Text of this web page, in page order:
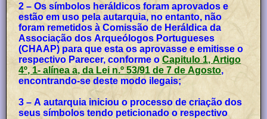
2 – Os símbolos heráldicos foram aprovados e
estão em uso pela autarquia, no entanto, não
foram remetidos à Comissão de Heráldica da
Associação dos Arqueólogos Portugueses
(CHAAP) para que esta os aprovasse e emitisse o
respectivo Parecer, conforme oCapitulo 1, Artigo
4º, 1- alínea a, da Lei n.º 53/91 de 7 de Agosto,
encontrando-se deste modo ilegais;
3 – A autarquia iniciou o processo de criação dos
seus símbolos tendo peticionado o respectivo